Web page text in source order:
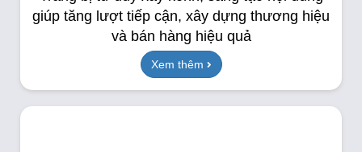
giúp tăng lượt tiếp cận, xây dựng thương hiệu
và bán hàng hiệu quả
Xem thêm